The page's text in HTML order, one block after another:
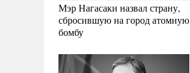
Мэр Нагасаки назвал страну,
сбросившую на город атомную
бомбу